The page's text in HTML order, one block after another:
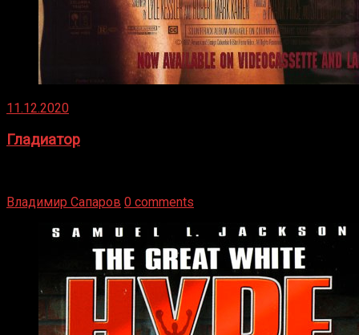
11.12.2020
Гладиатор
Владимир Сапаров 0 comments